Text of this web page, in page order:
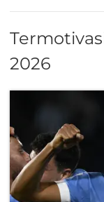
2026